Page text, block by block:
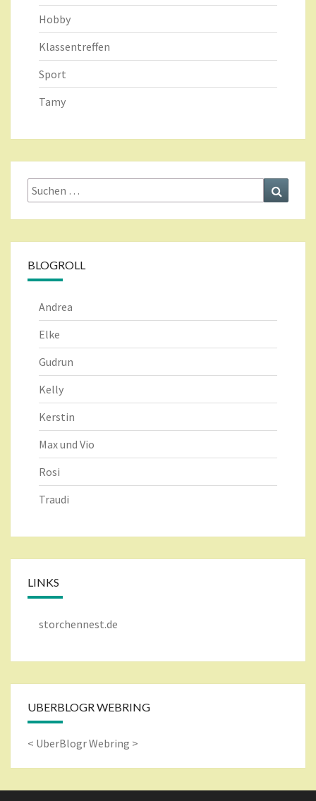
Hobby
Klassentreffen
Sport
Tamy
Suche
nach:
BLOGROLL
Andrea
Elke
Gudrun
Kelly
Kerstin
Max und Vio
Rosi
Traudi
LINKS
storchennest.de
UBERBLOGR WEBRING
< UberBlogr Webring >